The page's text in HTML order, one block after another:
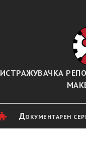
ИСТРАЖУВАЧКА
Документарен